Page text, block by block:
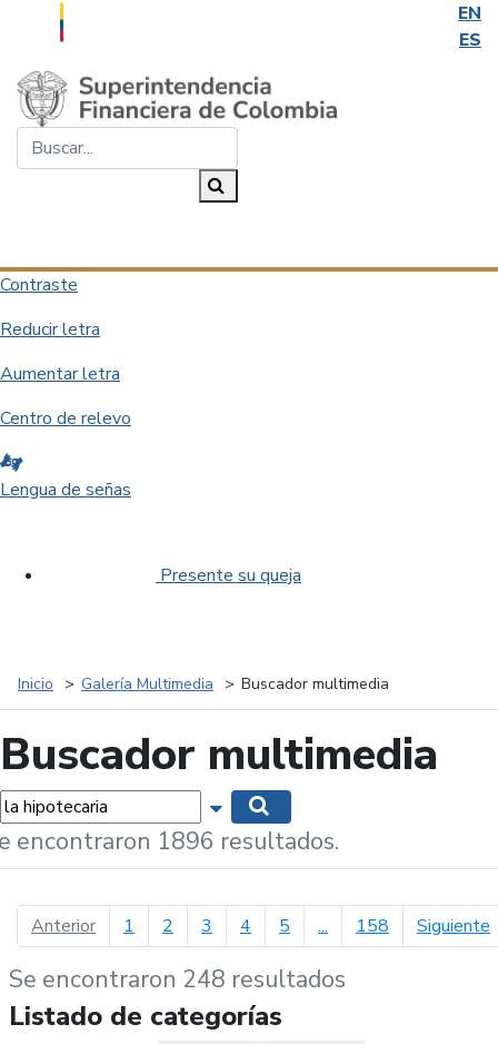
EN
ES
Saltar al contenido principal
Contraste
Reducir letra
Aumentar letra
Centro de relevo
Lengua de señas
Presente su queja
Inicio Galería Multimedia Buscador multimedia
Buscador multimedia
Mostrar opciones de búsqueda
encontraron 1896 resultados.
Anteriorpágina anterior
1 2 3 4 5 ... 158 Siguiente
Se encontraron 248 resultados
Listado de categorías